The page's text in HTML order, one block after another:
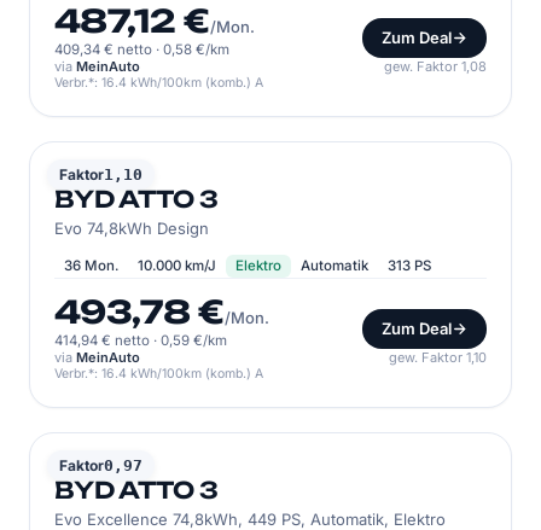
487,12 €/Mon.
409,34 € netto · 0,58 €/km
Zum Deal
via MeinAuto gew. Faktor 1,08
Verbr.*: 16.4 kWh/100km (komb.) A
Faktor1,10
BYD
BYD ATTO 3
Evo 74,8kWh Design
36 Mon. 10.000 km/J Elektro Automatik 313 PS
493,78 €/Mon.
414,94 € netto · 0,59 €/km
Zum Deal
via MeinAuto gew. Faktor 1,10
Verbr.*: 16.4 kWh/100km (komb.) A
Faktor0,97
BYD
BYD ATTO 3
Evo Excellence 74,8kWh, 449 PS, Automatik, Elektro